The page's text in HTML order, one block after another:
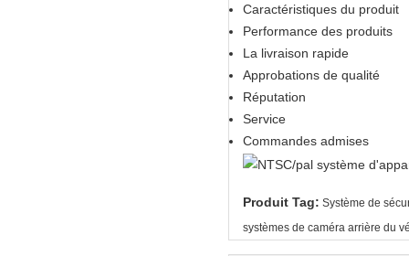
Caractéristiques du produit
Performance des produits
La livraison rapide
Approbations de qualité
Réputation
Service
Commandes admises
Produit Tag: Système de
systèmes de caméra arrière du